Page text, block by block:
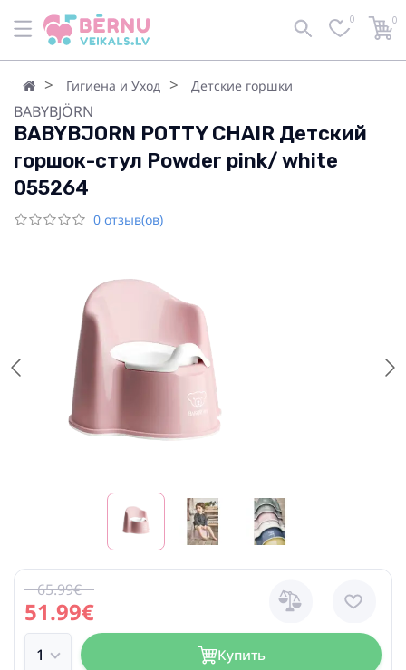
0 0
Гигиена и Уход Детские горшки
BABYBJÖRN
BABYBJORN POTTY CHAIR Детский
горшок-стул Powder pink/ white
055264
0 отзыв(ов)
51.99€
65.99€
Купить